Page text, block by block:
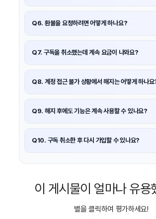
별도 환불 요청을 해야 합니다.
Q6. 환불을 요청하려면 어떻게 하나요?
문의하거나, Apple/Google 구독인 경우 각 스토어
Q7. 구독을 취소했는데 계속 요금이 나와요?
이후부터 요금이 정지됩니다. 구독 상태를 다시 확인
Q8. 계정 접근 불가 상황에서 해지는 어떻게 하나요
계정 삭제를 요청하면 자동으로 구독도 취소할 수 있
Q9. 해지 후에도 기능은 계속 사용할 수 있나요?
등)을 계속 사용할 수 있습니다.
Q10. 구독 취소한 후 다시 가입할 수 있나요?
이 게시물이 얼마나 유용
별을 클릭하여 평가하세요!